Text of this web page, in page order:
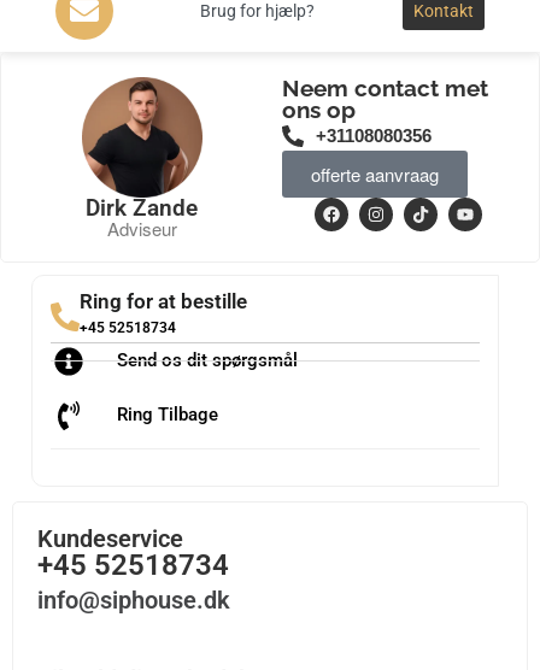
Brug for hjælp? Kontakt
Neem contact met
ons op
+31108080356
offerte aanvraag
Dirk Zande
Adviseur
Ring for at bestille
+45 52518734
Send os dit spørgsmål
Ring Tilbage
Kundeservice
+45 52518734
info@siphouse.dk